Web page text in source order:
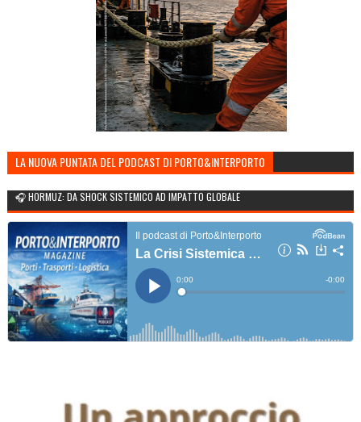
LA NUOVA PUNTATA DEL PODCAST DI PORTO&INTERPORTO
🎧 HORMUZ: DA SHOCK SISTEMICO AD IMPATTO GLOBALE